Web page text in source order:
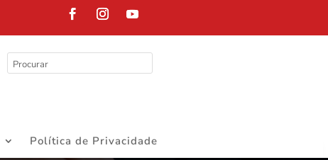
Política de Privacidade